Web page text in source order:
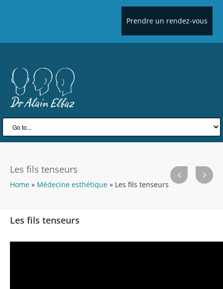
Prendre un rendez-vous
Les fils tenseurs
Home » Médecine esthétique » Les fils tenseurs
Les fils tenseurs